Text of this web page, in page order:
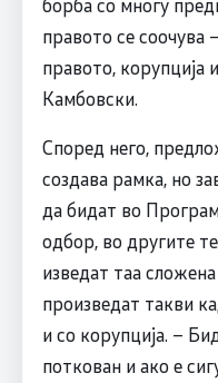
правото се соочува
правото, корупција
Камбовски.
Според него,
создава рамка, но
да бидат во
одбор, во другите
изведат таа
произведат такви
и со корупција. –
поткован и ако е